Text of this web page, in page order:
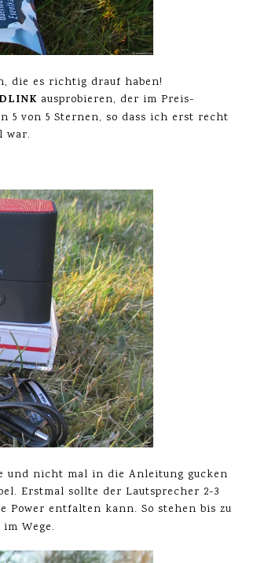
die es richtig drauf haben!
ausprobieren, der im Preis-
5 von 5 Sternen, so dass ich erst recht
war.
und nicht mal in die Anleitung gucken
Erstmal sollte der Lautsprecher 2-3
Power entfalten kann. So stehen bis zu
Wege.